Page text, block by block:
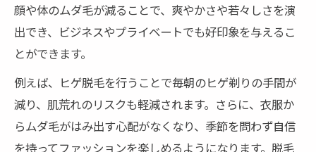
顔や体のムダ毛が減ることで、爽やかさや若々しさを演
出でき、ビジネスやプライベートでも好印象を与えるこ
とができます。
例えば、ヒゲ脱毛を行うことで毎朝のヒゲ剃りの手間が
減り、肌荒れのリスクも軽減されます。さらに、衣服か
らムダ毛がはみ出す心配がなくなり、季節を問わず自信
を持ってファッションを楽しめるようになります。脱毛